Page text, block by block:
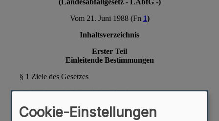
Cookie-Einstellungen